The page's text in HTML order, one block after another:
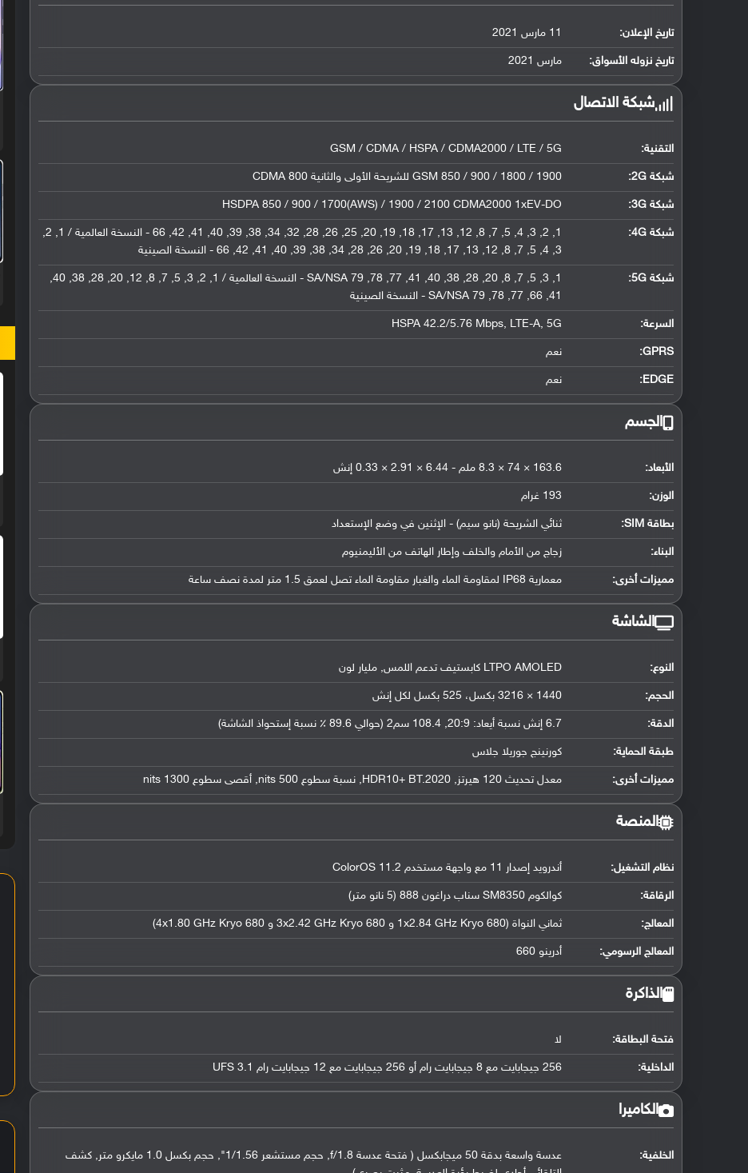
تاريخ الإعلان: 11 مارس 2021
تاريخ نزوله الأسواق: مارس 2021
شبكة الاتصال
التقنية: GSM / CDMA / HSPA / CDMA2000 / LTE / 5G
شبكة 2G: GSM 850 / 900 / 1800 / 1900 للشريحة الأولى والثانية CDMA 800
شبكة 3G :
HSDPA 850 / 900 / 1700(AWS) / 1900 / 2100 CDMA2000 1xEV-DO
شبكة 4G :
1, 2, 3, 4, 5, 7, 8, 12, 13, 17, 18, 19, 20, 25, 26, 28, 32, 34, 38, 39, 40, 41, 42, 66 - النسخة العالمية / 1, 2,
3, 4, 5, 7, 8, 12, 13, 17, 18, 19, 20, 26, 28, 34, 38, 39, 40, 41, 42, 66 - النسخة الصينية
شبكة 5G :
1, 3, 5, 7, 8, 20, 28, 38, 40, 41, 77, 78, 79 SA/NSA - النسخة العالمية / 1, 2, 3, 5, 7, 8, 12, 20, 28, 38, 40,
41, 66, 77, 78, 79 SA/NSA - النسخة الصينية
السرعة: HSPA 42.2/5.76 Mbps, LTE-A, 5G
GPRS: نعم
EDGE: نعم
الجسم
الأبعاد: 163.6 × 74 × 8.3 ملم - 6.44 × 2.91 × 0.33 إنش
الوزن: 193 غرام
بطاقة SIM: ثنائي الشريحة (نانو سيم) - الإثنين في وضع الإستعداد
البناء: زجاج من الأمام والخلف وإطار الهاتف من الأليمنيوم
مميزات أخرى: معمارية IP68 لمقاومة الماء والغبار مقاومة الماء تصل لعمق 1.5 متر لمدة نصف ساعة
الشاشة
النوع: LTPO AMOLED كابستيف تدعم اللمس, مليار لون
الحجم: 1440 × 3216 بكسل، 525 بكسل لكل إنش
الدقة: 6.7 إنش نسبة أيعاد: 20:9, 108.4 سم2 (حوالي 89.6 ٪ نسبة إستحواذ الشاشة)
طبقة الحماية: كورنينج جوريلا جلاس
مميزات أخرى: معدل تحديث 120 هيرتز, HDR10+ BT.2020, نسبة سطوع 500 nits, أقصى سطوع 1300 nits
المنصة
نظام التشغيل: أندرويد إصدار 11 مع واجهة مستخدم ColorOS 11.2
الرقاقة: كوالكوم SM8350 سناب دراغون 888 (5 نانو متر)
المعالج: ثماني النواة (1x2.84 GHz Kryo 680 و 3x2.42 GHz Kryo 680 و 4x1.80 GHz Kryo 680)
المعالج الرسومي: أدرينو 660
الذاكرة
فتحة البطاقة: لا
الداخلية: 256 جيجابايت مع 8 جيجابايت رام أو 256 جيجابايت مع 12 جيجابايت رام UFS 3.1
الكاميرا
الخلفية:
عدسة واسعة بدقة 50 ميجابكسل ( فتحة عدسة f/1.8, حجم مستشعر 1/1.56", حجم بكسل 1.0 مايكرو متر, كشف